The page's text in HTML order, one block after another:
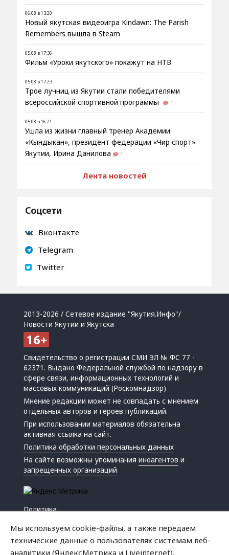
06.08 в 13:20
Новый якутская видеоигра Kindawn: The Parish
Remembers вышла в Steam
05.08 в 17:36
Фильм «Уроки якутского» покажут на НТВ
05.08 в 17:23
Трое лучниц из Якутии стали победителями
всероссийской спортивной программы
1
05.08 в 16:21
Ушла из жизни главный тренер Академии
«Кындыкан», президент федерации «Чир спорт»
Якутии, Ирина Данилова
1
Лента новостей
Соцсети
Вконтакте
Telegram
Twitter
2013-2026 / Сетевое издание "Якутия.Инфо"/
Новости Якутии и Якутска
Свидетельство о регистрации СМИ ЭЛ № ФС 77 -
62371. Выдано Федеральной службой по надзору в
сфере связи, информационных технологий и
массовых коммуникаций (Роскомнадзор)
Мнение редакции может не совпадать с мнением
отдельных авторов и героев публикаций.
При использовании материалов обязательна
активная ссылка на сайт.
Политика обработки персональных данных
На сайте возможны упоминанияиноагентов и
запрещенных организаций
Политика
Мы используем cookie-файлы, а также передаем
технические данные о пользователях системам веб-
аналитики (ЯндексМетрика и Liveinternet).